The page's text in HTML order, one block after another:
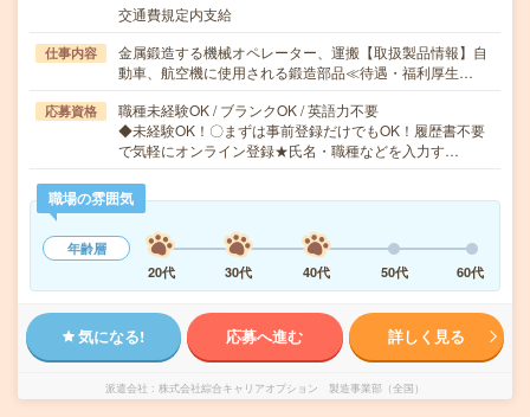
交通費規定内支給
仕事内容
金属鍛造する機械オペレーター、運搬【取扱製品情報】自
動車、航空機に使用される鍛造部品≪待遇・福利厚生…
応募資格
職種未経験OK / ブランクOK / 英語力不要
◆未経験OK！〇まずは事前登録だけでもOK！履歴書不要
で気軽にオンライン登録★氏名・職種などを入力す…
職場の雰囲気
年齢層
20代
30代 40代 50代 60代
気になる! 応募へ進む 詳しく見る
派遣会社 株式会社綜合キャリアオプション 製造事業部（全国）